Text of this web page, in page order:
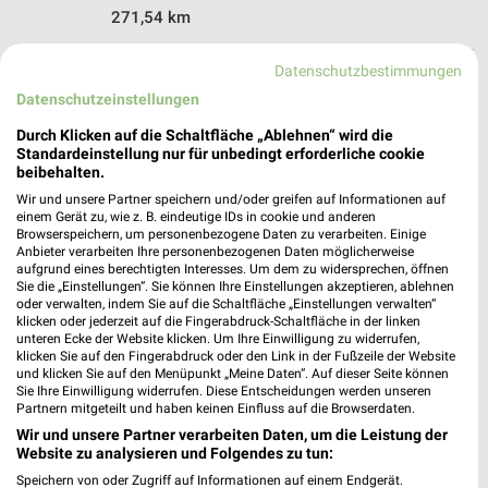
271,54 km
Media@Home Angebote in Rellingen
Rellingen, Deutschland
265,31 km
Elektromärkte Angebote für Kronshagen und
Umgebung
5 Prospekte
EURONICS ElectronicPartner
Datenschutzbestimmungen
Datenschutzeinstellungen
Durch Klicken auf die Schaltfläche „Ablehnen“ wird die
Standardeinstellung nur für unbedingt erforderliche cookie
beibehalten.
Wir und unsere Partner speichern und/oder greifen auf Informationen auf
einem Gerät zu, wie z. B. eindeutige IDs in cookie und anderen
Browserspeichern, um personenbezogene Daten zu verarbeiten. Einige
Anbieter verarbeiten Ihre personenbezogenen Daten möglicherweise
aufgrund eines berechtigten Interesses. Um dem zu widersprechen, öffnen
Sie die „Einstellungen“. Sie können Ihre Einstellungen akzeptieren, ablehnen
oder verwalten, indem Sie auf die Schaltfläche „Einstellungen verwalten“
klicken oder jederzeit auf die Fingerabdruck-Schaltfläche in der linken
unteren Ecke der Website klicken. Um Ihre Einwilligung zu widerrufen,
klicken Sie auf den Fingerabdruck oder den Link in der Fußzeile der Website
und klicken Sie auf den Menüpunkt „Meine Daten“. Auf dieser Seite können
Sie Ihre Einwilligung widerrufen. Diese Entscheidungen werden unseren
Partnern mitgeteilt und haben keinen Einfluss auf die Browserdaten.
Wir und unsere Partner verarbeiten Daten, um die Leistung der
Website zu analysieren und Folgendes zu tun:
Speichern von oder Zugriff auf Informationen auf einem Endgerät.